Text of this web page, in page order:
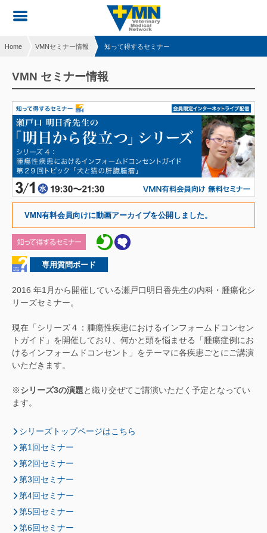
Home VMNセミナー情報 知って得するセミナー
VMN セミナー情報
VMN有料会員向けに動画アーカイブを公開しました。
専用質問ボード
2016 年1月から開催している瀬戸口明日香先生の内科・腫瘍化シ
リーズセミナー。
現在「シリーズ４：腫瘍性疾患におけるインフォームドコンセン
トガイド」を開催しており、何かと頭を悩ませる「腫瘍症例にお
けるインフォームドコンセント」をテーマに各疾患ごとにご講演
いただきます。
※シリーズ3の演題と織り交ぜてご講演いただく予定となってい
ます。
シリーズトップページはこちら
第1回セミナー
第2回セミナー
第3回セミナー
第4回セミナー
第5回セミナー
第6回セミナー